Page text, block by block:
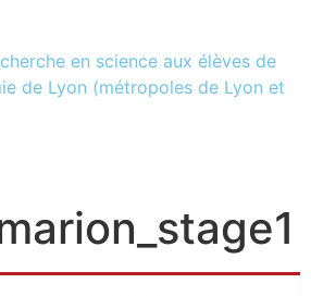
en science aux élèves de
de Lyon (métropoles de Lyon et